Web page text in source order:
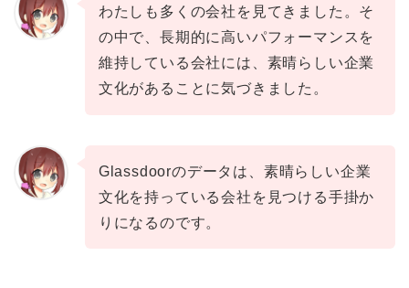
わたしも多くの会社を見てきました。そ
の中で、長期的に高いパフォーマンスを
維持している会社には、素晴らしい企業
文化があることに気づきました。
Glassdoorのデータは、素晴らしい企業
文化を持っている会社を見つける手掛か
りになるのです。